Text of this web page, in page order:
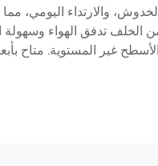
والارتداء اليومي،
الخلف تدفق الهواء
غير المستوية. متاح